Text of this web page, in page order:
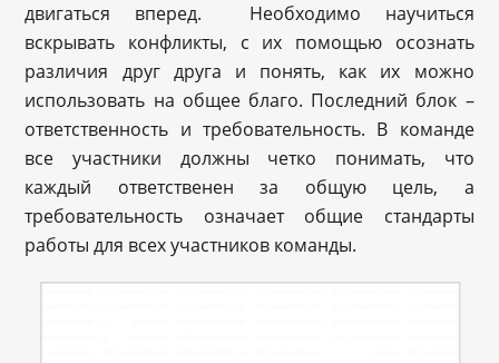
двигаться вперед. Необходимо научиться
вскрывать конфликты, с их помощью осознать
различия друг друга и понять, как их можно
использовать на общее благо. Последний блок –
ответственность и требовательность. В команде
все участники должны четко понимать, что
каждый ответственен за общую цель, а
требовательность означает общие стандарты
работы для всех участников команды.